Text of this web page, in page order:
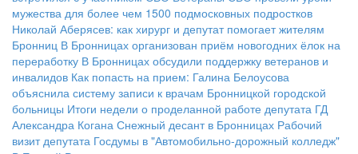
мужества для более чем 1500 подмосковных подростков
Николай Аберясев: как хирург и депутат помогает жителям
Бронниц В Бронницах организован приём новогодних ёлок на
переработку В Бронницах обсудили поддержку ветеранов и
инвалидов Как попасть на прием: Галина Белоусова
объяснила систему записи к врачам Бронницкой городской
больницы Итоги недели о проделанной работе депутата ГД
Александра Когана Снежный десант в Бронницах Рабочий
визит депутата Госдумы в "Автомобильно-дорожный колледж"